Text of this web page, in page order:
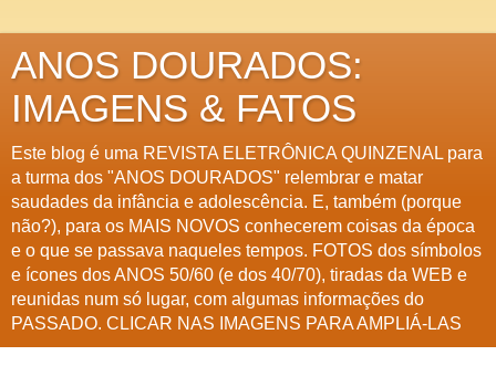
ANOS DOURADOS:
IMAGENS & FATOS
Este blog é uma REVISTA ELETRÔNICA QUINZENAL para
a turma dos "ANOS DOURADOS" relembrar e matar
saudades da infância e adolescência. E, também (porque
não?), para os MAIS NOVOS conhecerem coisas da época
e o que se passava naqueles tempos. FOTOS dos símbolos
e ícones dos ANOS 50/60 (e dos 40/70), tiradas da WEB e
reunidas num só lugar, com algumas informações do
PASSADO. CLICAR NAS IMAGENS PARA AMPLIÁ-LAS